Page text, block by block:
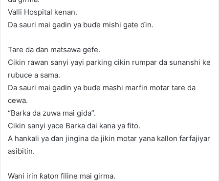
Valli Hospital kenan.
Da sauri mai gadin ya buɗe mishi gate ɗin.
Tare da ɗan matsawa gefe.
Cikin rawan sanyi yayi parking cikin rumpar da sunanshi ke
rubuce a sama.
Da sauri mai gadin ya buɗe mashi marfin motar tare da
cewa.
“Barka da zuwa mai gida”.
Cikin sanyi yace Barka dai kana ya fito.
A hankali ya ɗan jingina da jikin motar yana kallon farfajiyar
asibitin.
Wani irin ƙaton filine mai girma.